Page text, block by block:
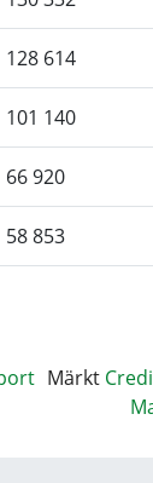
128 614
101 140
66 920
58 853
Märkt